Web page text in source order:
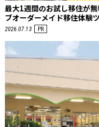
最大1週間のお試し移住が
ブオーダーメイド移住体験
2026.07.13 PR